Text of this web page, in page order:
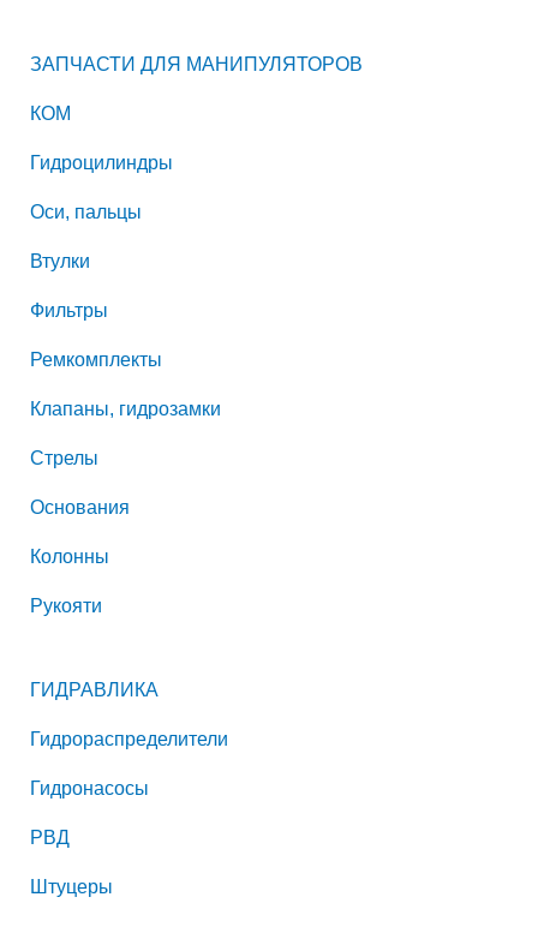
ЗАПЧАСТИ ДЛЯ МАНИПУЛЯТОРОВ
КОМ
Гидроцилиндры
Оси, пальцы
Втулки
Фильтры
Ремкомплекты
Клапаны, гидрозамки
Стрелы
Основания
Колонны
Рукояти
ГИДРАВЛИКА
Гидрораспределители
Гидронасосы
РВД
Штуцеры